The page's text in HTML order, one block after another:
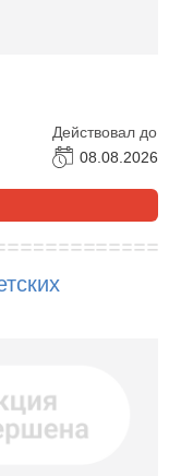
Действовал до
08.08.2026